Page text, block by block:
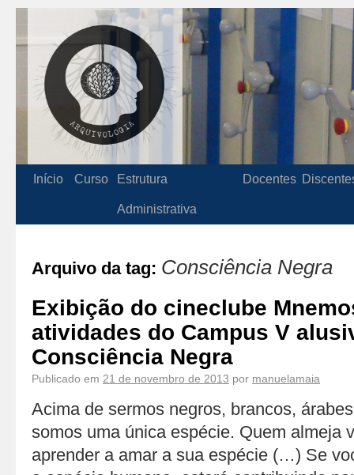
Início Curso Estrutura
Administrativa
Docentes
Arquivo da tag: Consciência Negra
Exibição do cineclube
atividades do Campus V
Consciência Negra
Publicado em 21 de novembro de 2013 por manuelamaia
Acima de sermos negros, brancos,
somos uma única espécie. Quem almeja
aprender a amar a sua espécie (…) Se